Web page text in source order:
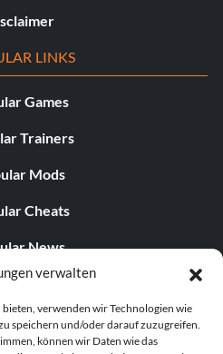
verwalten
verwenden wir Technologien wie
speichern und/oder darauf zuzugreifen.
können wir Daten wie das
LINKS
Games
Trainers
Mods
Cheats
News
Editorials
Free Games